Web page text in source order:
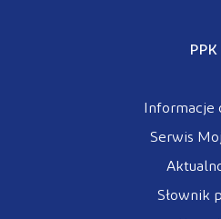
PPK
Informacje
Serwis
Słownik